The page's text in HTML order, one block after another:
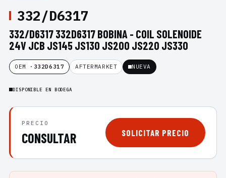
332/D6317
332/D6317 332D6317 BOBINA - COIL SOLENOIDE
24V JCB JS145 JS130 JS200 JS220 JS330
OEM · 332D6317 AFTERMARKET NUEVA
DISPONIBLE EN BODEGA
PRECIO
CONSULTAR SOLICITAR PRECIO